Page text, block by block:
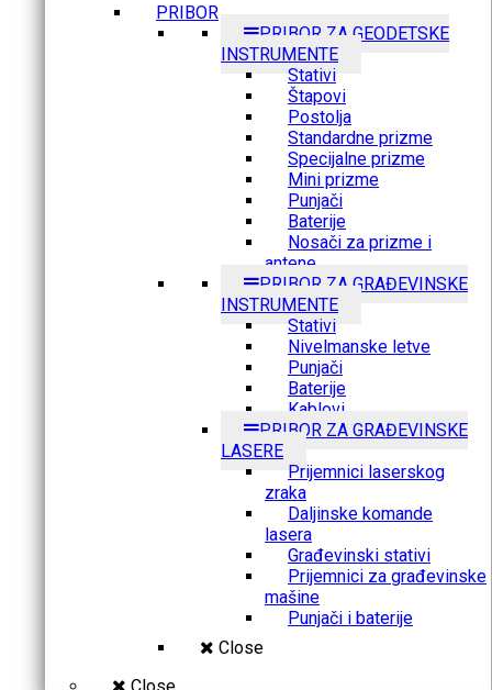
PRIBOR
PRIBOR ZA GEODETSKE
INSTRUMENTE
Stativi
Štapovi
Postolja
Standardne prizme
Specijalne prizme
Mini prizme
Punjači
Baterije
Nosači za prizme i
antene
PRIBOR ZA GRAĐEVINSKE
INSTRUMENTE
Stativi
Nivelmanske letve
Punjači
Baterije
Kablovi
PRIBOR ZA GRAĐEVINSKE
LASERE
Prijemnici laserskog
zraka
Daljinske komande
lasera
Građevinski stativi
Prijemnici za građevinske
mašine
Punjači i baterije
Close